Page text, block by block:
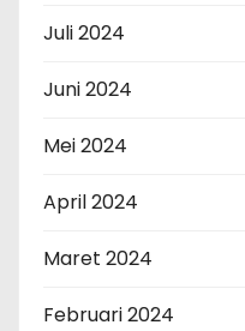
Juli 2024
Juni 2024
Mei 2024
April 2024
Maret 2024
Februari 2024